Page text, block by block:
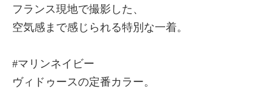
フランス現地で撮影した、
空気感まで感じられる特別な一着。
#マリンネイビー
ヴィドゥースの定番カラー。